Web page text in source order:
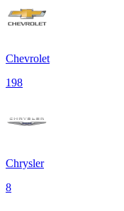
Chevrolet
198
Chrysler
8